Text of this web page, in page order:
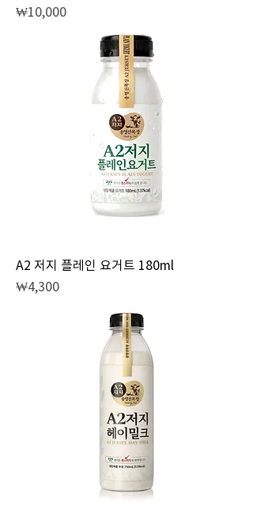
Price
₩10,000
A2 저지 플레인 요거트 180ml
Price
₩4,300